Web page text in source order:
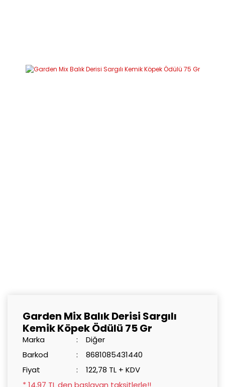
Garden Mix Balık Derisi Sargılı
Kemik Köpek Ödülü 75 Gr
Marka
Diğer
Barkod
8681085431440
Fiyat
122,78 TL + KDV
* 14,97 TL den başlayan taksitlerle!!